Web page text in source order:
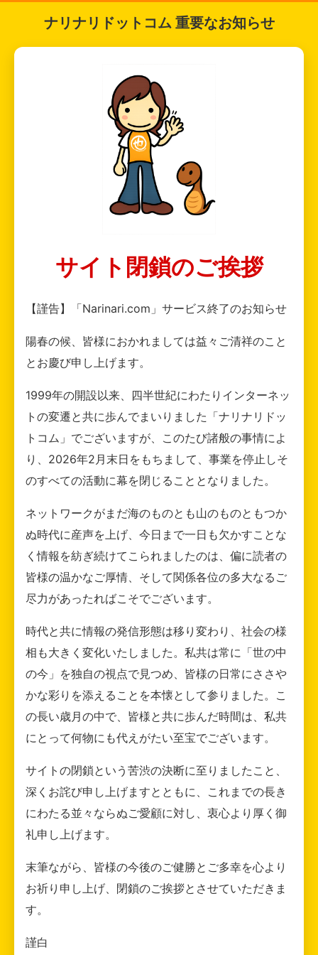
ナリナリドットコム 重要なお知らせ
サイト閉鎖のご挨拶
【謹告】「Narinari.com」サービス終了のお知らせ
陽春の候、皆様におかれましては益々ご清祥のこと
とお慶び申し上げます。
1999年の開設以来、四半世紀にわたりインターネッ
トの変遷と共に歩んでまいりました「ナリナリドッ
トコム」でございますが、このたび諸般の事情によ
り、2026年2月末日をもちまして、事業を停止しそ
のすべての活動に幕を閉じることとなりました。
ネットワークがまだ海のものとも山のものともつか
ぬ時代に産声を上げ、今日まで一日も欠かすことな
く情報を紡ぎ続けてこられましたのは、偏に読者の
皆様の温かなご厚情、そして関係各位の多大なるご
尽力があったればこそでございます。
時代と共に情報の発信形態は移り変わり、社会の様
相も大きく変化いたしました。私共は常に「世の中
の今」を独自の視点で見つめ、皆様の日常にささや
かな彩りを添えることを本懐として参りました。こ
の長い歳月の中で、皆様と共に歩んだ時間は、私共
にとって何物にも代えがたい至宝でございます。
サイトの閉鎖という苦渋の決断に至りましたこと、
深くお詫び申し上げますとともに、これまでの長き
にわたる並々ならぬご愛顧に対し、衷心より厚く御
礼申し上げます。
末筆ながら、皆様の今後のご健勝とご多幸を心より
お祈り申し上げ、閉鎖のご挨拶とさせていただきま
す。
謹白